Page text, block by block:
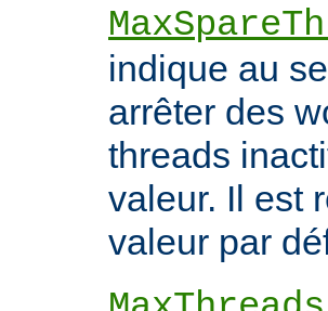
indique au
arrêter des
threads
valeur. Il est
valeur par